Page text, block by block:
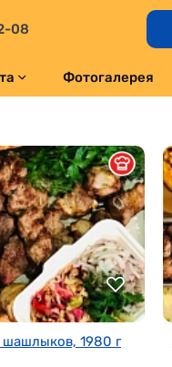
Фотогалерея
08
шашлыков, 1980 г